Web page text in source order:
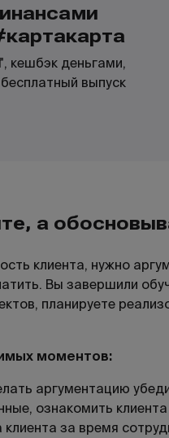
кешбэк деньгами,
выпуск
а
клиента, нужно
Вы завершили
планируете
моментов:
аргументацию
ознакомить
за время